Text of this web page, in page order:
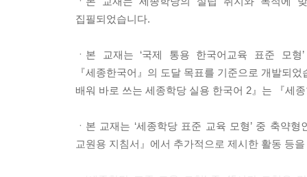
집필되었습니다.
ㆍ본 교재는 ‘국제 통용 한국어교육 표준 모
『세종한국어』의 도달 목표를 기준으로 개발되
배워 바로 쓰는 세종학당 실용 한국어 2』는 『세
ㆍ본 교재는 ‘세종학당 표준 교육 모형’ 중 축약
교원용 지침서』에서 추가적으로 제시한 활동 등